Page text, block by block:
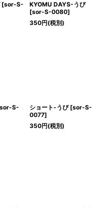
[sor-S-
KYOMU DAYS-うび
[sor-S-0080]
350円(税別)
S-
ショート-うび [sor-S-
0077]
350円(税別)